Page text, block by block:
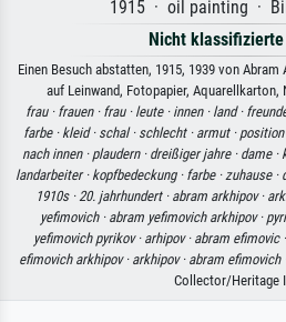
1915 · oil painting ·
Nicht
Einen Besuch abstatten, 1915, 1939 von
auf Leinwand, Fotopapier, Aquarellkarton,
frau · frauen · frau · leute · innen · land ·
farbe · kleid · schal · schlecht · armut · position
nach innen · plaudern · dreißiger jahre · dame ·
landarbeiter · kopfbedeckung · farbe · zuhause ·
1910s · 20. jahrhundert · abram arkhipov ·
yefimovich · abram yefimovich arkhipov ·
yefimovich pyrikov · arhipov · abram efimovic ·
efimovich arkhipov · arkhipov · abram efimovich
Collector/Heritage